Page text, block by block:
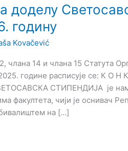
доделу
годину
Kovačević
члана 14 и члана 15 Статута
године расписује се: К
СТИПЕНДИЈА је
факултета, чији је оснивач
на […]